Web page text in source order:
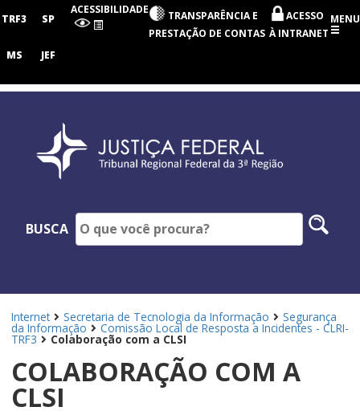
Regional
3ª
TRF3 SP
MS JEF
ACESSIBILIDADE
TRANSPARÊNCIA E
PRESTAÇÃO DE CONTAS
ACESSO
À INTRANET
MENU
BUSCA
Internet Secretaria de Tecnologia da Informação Segurança
da Informação Comissão Local de Resposta a Incidentes - CLRI-
TRF3 Colaboração com a CLSI
COLABORAÇÃO COM A
CLSI